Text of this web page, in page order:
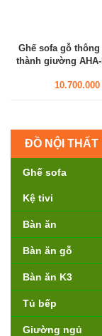
Ghế sofa gỗ
thành giường AHA-
10.700.000
ĐỒ NỘI THẤT
Ghế sofa
Kệ tivi
Bàn ăn
Bàn ăn gỗ
Bàn ăn K3
Tủ bếp
Giường ngủ